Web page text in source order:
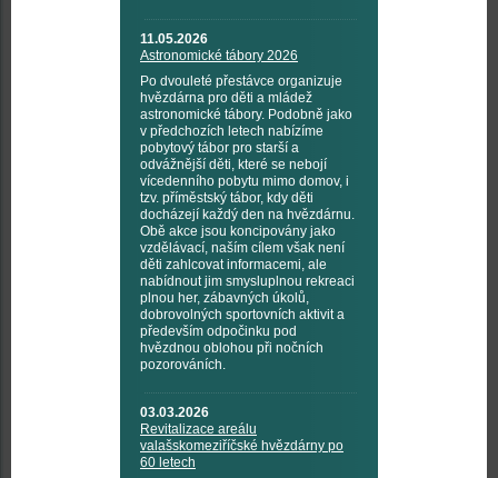
11.05.2026
Astronomické tábory 2026
Po dvouleté přestávce organizuje
hvězdárna pro děti a mládež
astronomické tábory. Podobně jako
v předchozích letech nabízíme
pobytový tábor pro starší a
odvážnější děti, které se nebojí
vícedenního pobytu mimo domov, i
tzv. příměstský tábor, kdy děti
docházejí každý den na hvězdárnu.
Obě akce jsou koncipovány jako
vzdělávací, naším cílem však není
děti zahlcovat informacemi, ale
nabídnout jim smysluplnou rekreaci
plnou her, zábavných úkolů,
dobrovolných sportovních aktivit a
především odpočinku pod
hvězdnou oblohou při nočních
pozorováních.
03.03.2026
Revitalizace areálu
valašskomeziříčské hvězdárny po
60 letech